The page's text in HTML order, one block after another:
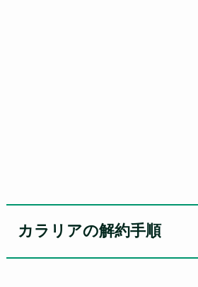
カラリアの解約手順